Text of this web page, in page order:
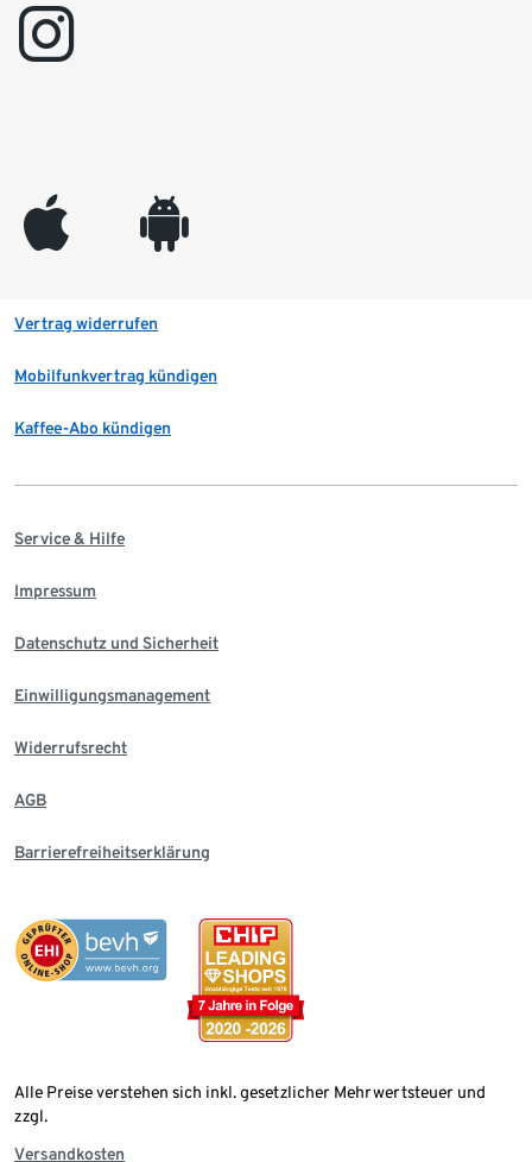
instagram
appleinc android
Vertrag widerrufen
Mobilfunkvertrag kündigen
Kaffee-Abo kündigen
Service & Hilfe
Impressum
Datenschutz und Sicherheit
Einwilligungsmanagement
Widerrufsrecht
AGB
Barrierefreiheitserklärung
Alle Preise verstehen sich inkl. gesetzlicher Mehrwertsteuer und
zzgl.
Versandkosten